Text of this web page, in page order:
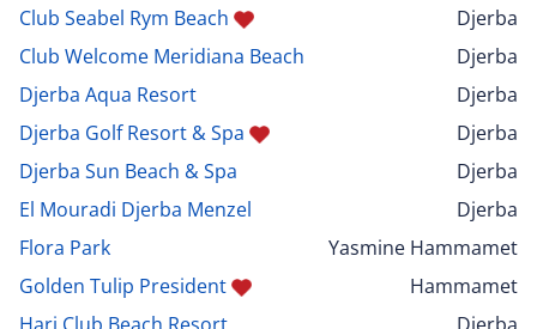
Club Seabel Rym Beach
Djerba
Club Welcome Meridiana Beach
Djerba
Djerba Aqua Resort
Djerba
Djerba Golf Resort & Spa
Djerba
Djerba Sun Beach & Spa
Djerba
El Mouradi Djerba Menzel
Djerba
Flora Park
Yasmine Hammamet
Golden Tulip President
Hammamet